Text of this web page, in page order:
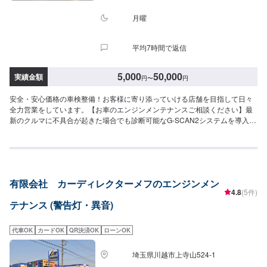
月曜
平均7時間で返信
実績金額 5,000円〜50,000円
安全・安心価格の車検整備！お客様に寄り添っていける店舗を目指して日々
全力営業をしています。【お車のエンジンメンテナンスご相談ください】最
新のクルマに不具合が起きた場合でも診断可能なG-SCAN2システムを導入。
めなエンジン機能回復剤★お車のこんな症状、気になりませんか？✔️車のパ
る…✔️マフラーから白い煙が出る大切なお車を長く乗るために、お車の元気
を回復！！WAKOSエンジンパワーシールド<エンジン機能回復剤>エンジンオ
イル交換の時にオイルと一緒に入れると…💡エンジンのパワー回復💡オイル
修理、整備に限り代車の貸し出しを無料で行っております。有償でのレンタ
ル貸出も行っております。お気軽にご相談下さい。※代車の燃料代はお客様に
ご負担いただいております。<定休日・営業時間>定休日：月曜日営業時間：
9:00~18:00
有限会社 カーディレクターメフのエンジンメン
テナンス (警告灯・異音)
4.8(5件)
代車OK カードOK QR決済OK ローンOK
埼玉県川越市上寺山524-1